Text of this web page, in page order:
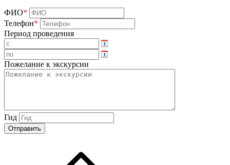
ФИО*
Телефон*
Период проведения
Пожелание к экскурсии
Гид